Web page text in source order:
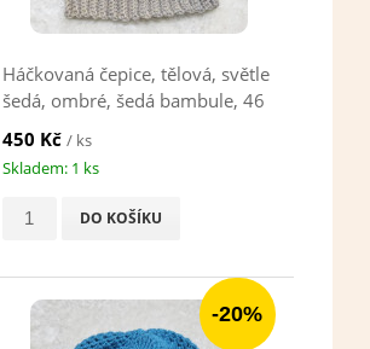
Háčkovaná čepice, tělová, světle
šedá, ombré, šedá bambule, 46
cm
450 Kč / ks
Skladem: 1 ks
DO KOŠÍKU
-20%